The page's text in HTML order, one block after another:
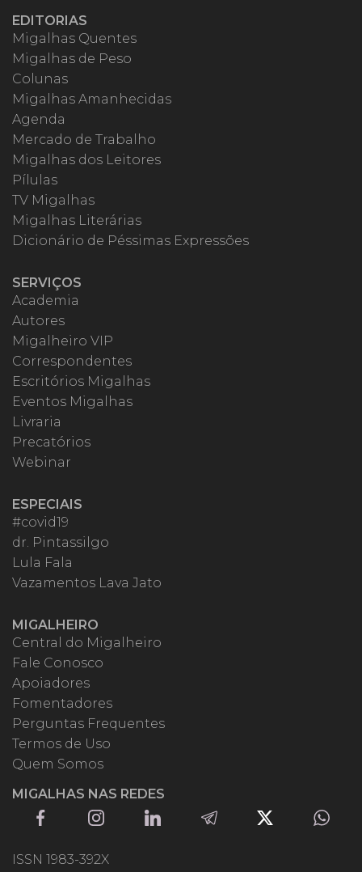
EDITORIAS
Migalhas Quentes
Migalhas de Peso
Colunas
Migalhas Amanhecidas
Agenda
Mercado de Trabalho
Migalhas dos Leitores
Pílulas
TV Migalhas
Migalhas Literárias
Dicionário de Péssimas Expressões
SERVIÇOS
Academia
Autores
Migalheiro VIP
Correspondentes
Escritórios Migalhas
Eventos Migalhas
Livraria
Precatórios
Webinar
ESPECIAIS
#covid19
dr. Pintassilgo
Lula Fala
Vazamentos Lava Jato
MIGALHEIRO
Central do Migalheiro
Fale Conosco
Apoiadores
Fomentadores
Perguntas Frequentes
Termos de Uso
Quem Somos
MIGALHAS NAS REDES
ISSN 1983-392X